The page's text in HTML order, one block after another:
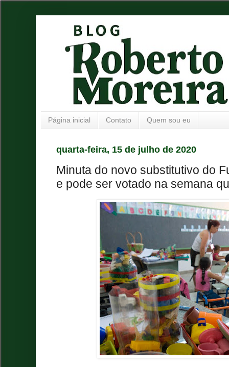
Página inicial Contato Quem sou eu
quarta-feira, 15 de julho de 2020
Minuta do novo substitutivo do
e pode ser votado na semana